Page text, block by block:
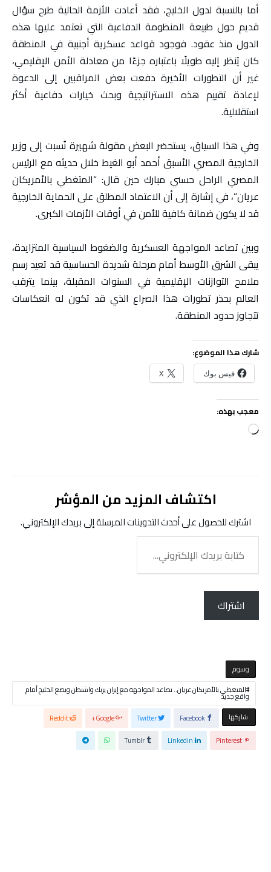
أما بالنسبة لدول الخليج، فقد أعادت الأزمة الحالية طرح سؤال
قديم حول طبيعة المنظومة الدفاعية التي تعتمد عليها هذه
الدول منذ عقود. فوجود قواعد عسكرية أجنبية في المنطقة
كان يُنظر إليه طويلًا باعتباره جزءًا من معادلة الأمن الإقليمي،
غير أن التطورات الأخيرة دفعت بعض المراقبين إلى الدعوة
لإعادة تقييم هذه الاستراتيجية وبحث خيارات دفاعية أكثر
استقلالية.
وفي هذا السياق، يستحضر البعض مقولة شهيرة نُسبت إلى وزير
الخارجية المصري الأسبق أحمد أبو الغيط خلال حديثه مع الرئيس
المصري الراحل حسني مبارك حين قال: “المتغطي بالأمريكان
عريان”، في إشارة إلى أن الاعتماد المطلق على الحماية الخارجية
قد لا يكون ضمانة كافية للأمن في أوقات الأزمات الكبرى.
وبين تصاعد المواجهة العسكرية والضغوط السياسية المتزايدة،
يبقى الشرق الأوسط أمام مرحلة شديدة الحساسية قد تعيد رسم
ملامح التوازنات الإقليمية في السنوات المقبلة، بينما يترقب
العالم بحذر تطورات هذا الصراع الذي قد تكون له انعكاسات
تتجاوز حدود المنطقة.
شارك هذا الموضوع:
فيس بوك X
معجب بهذه:
جاري
اكتشاف المزيد من المؤشر
اشترك للحصول على أحدث التدوينات المرسلة إلى بريدك الإلكتروني.
بريدك
الإلكتروني...
اشتراك
‫‫‫‫وسوم‬
المتغطي بالأمريكان عريان.. تصاعد المواجهة مع إيران يربك واشنطن ويضع الخليج أمام
واقع جديد
‫‫ شاركها‬
Facebook
Twitter
Google+
Reddit
Pinterest
Linkedin
Tumblr